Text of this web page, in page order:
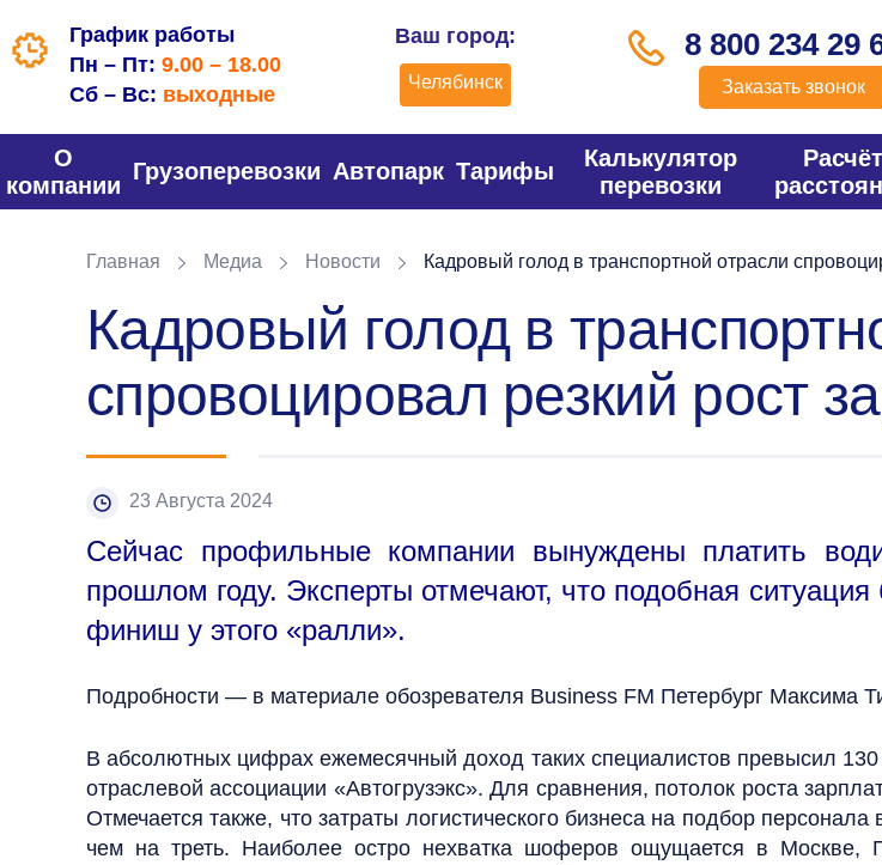
График работы
Пн – Пт: 9.00 – 18.00
Сб – Вс: выходные
Ваш город:
Челябинск
8 800 234 29
Заказать звонок
О
компании
Грузоперевозки Автопарк Тарифы
Калькулятор
перевозки
Расчёт
Главная Медиа Новости Кадровый голод в транспортной отрасли
Кадровый голод в
спровоцировал резкий рост
23 Августа 2024
Сейчас профильные компании вынуждены платить
прошлом году. Эксперты отмечают, что подобная
финиш у этого «ралли».
Подробности — в материале обозревателя Business FM Петербург Максима
В абсолютных цифрах ежемесячный доход таких специалистов превысил
отраслевой ассоциации «Автогрузэкс». Для сравнения, потолок роста
Отмечается также, что затраты логистического бизнеса на подбор
чем на треть. Наиболее остро нехватка шоферов ощущается в Москве,